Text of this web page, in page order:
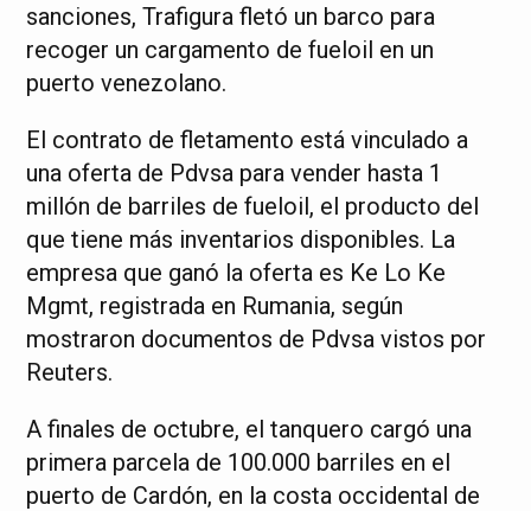
sanciones, Trafigura fletó un barco para
recoger un cargamento de fueloil en un
puerto venezolano.
El contrato de fletamento está vinculado a
una oferta de Pdvsa para vender hasta 1
millón de barriles de fueloil, el producto del
que tiene más inventarios disponibles. La
empresa que ganó la oferta es Ke Lo Ke
Mgmt, registrada en Rumania, según
mostraron documentos de Pdvsa vistos por
Reuters.
A finales de octubre, el tanquero cargó una
primera parcela de 100.000 barriles en el
puerto de Cardón, en la costa occidental de